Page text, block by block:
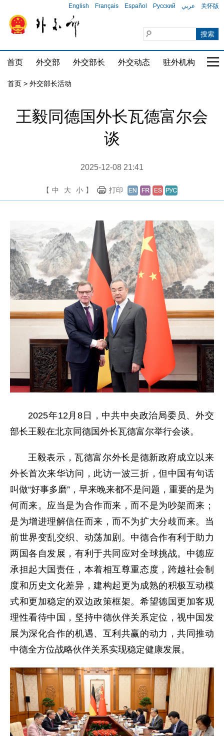
English Français Español Русский عربي 关怀版
首页 外交部 外交部长 外交动态 驻外机构 国
首页 > 外交部长活动
​王毅同德国外长瓦德富尔会
谈
2025-12-08 21:41
【 中 大 小 】 打印
2025年12月8日，中共中央政治局委员、外交
部长王毅在北京同德国外长瓦德富尔举行会谈。
王毅表示，瓦德富尔外长是德新政府成立以来
外长首次来华访问，此访一波三折，但中国有句话
叫做“好事多磨”，早来晚来都不是问题，重要的是为
何而来。应当是为合作而来，而不是为吵架而来；
是为增进理解信任而来，而不为扩大分歧而来。当
前世界变乱交织、动荡加剧。中德合作有利于助力
两国各自发展，有利于共同应对全球挑战。中德应
承担起大国责任，本着相互尊重态度，跨越社会制
度和历史文化差异，建构起更为成熟的积极互动模
式和更加稳定的双边政策框架。希望德国更加客观
理性看待中国，坚持中德伙伴关系定位，视中国发
展为深化合作的机遇、互利共赢的动力，共同推动
中德全方位战略伙伴关系实现稳定健康发展。